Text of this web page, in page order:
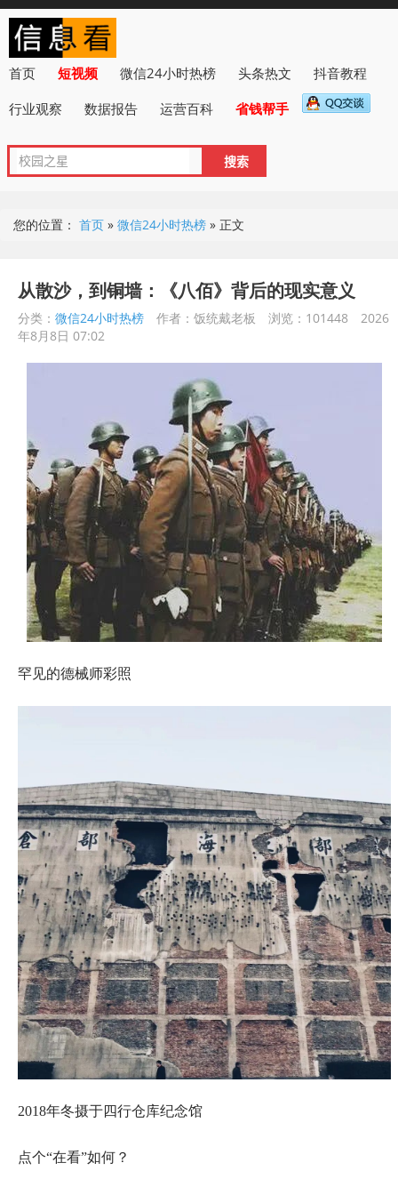
首页 短视频 微信24小时热榜 头条热文
抖音教程
行业观察
数据报告 运营百科 省钱帮手
您的位置： 首页 » 微信24小时热榜 » 正文
从散沙，到铜墙：《八佰》背后的现实意义
分类： 微信24小时热榜 作者：饭统戴老板 浏览：101448
2026
年8月8日 07:02
罕见的德械师彩照
2018年冬摄于四行仓库纪念馆
点个“在看”如何？